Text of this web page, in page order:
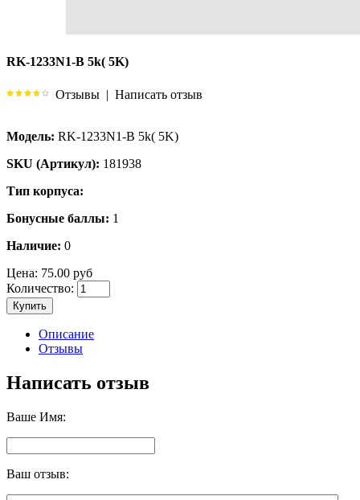
RK-1233N1-B 5k( 5K)
Отзывы | Написать отзыв
Модель: RK-1233N1-B 5k( 5K)
SKU (Артикул): 181938
Тип корпуса:
Бонусные баллы: 1
Наличие: 0
Цена: 75.00 руб
Количество:
Купить
Описание
Отзывы
Написать отзыв
Ваше Имя:
Ваш отзыв: